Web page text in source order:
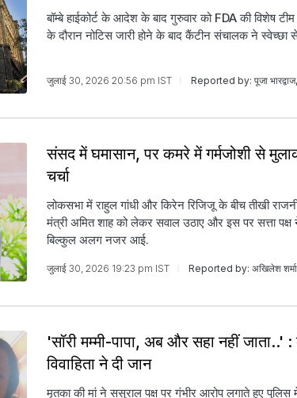
बॉम्बे हाईकोर्ट के आदेश के बाद गुरुवार को FDA की विशेष टीम
के दौरान नोटिस जारी होने के बाद कैंटीन संचालक ने स्वेच्छा
जुलाई 30, 2026 20:56 pm IST Reported by: पूजा
संसद में घमासान, पर कमरे में गर्मजोशी से
चर्चा
लोकसभा में राहुल गांधी और किरेन रिजिजू के बीच तीखी
मंत्री अमित शाह को लेकर सवाल उठाए और इस पर सत्ता पक्ष
बिल्कुल अलग नजर आई.
जुलाई 30, 2026 19:23 pm IST Reported by: अखिलेश
'सॉरी मम्मी-पापा, अब और सहा नहीं जाता..'
विवाहिता ने दी जान
मृतका की मां ने ससुराल पक्ष पर गंभीर आरोप लगाते हुए